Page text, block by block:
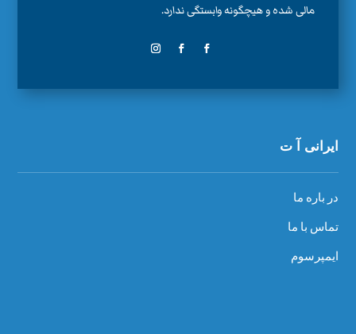
مالی شده و هیچگونه وابستگی ندارد.
ایرانی آ ت
در باره ما
تماس با ما
ایمپرسوم